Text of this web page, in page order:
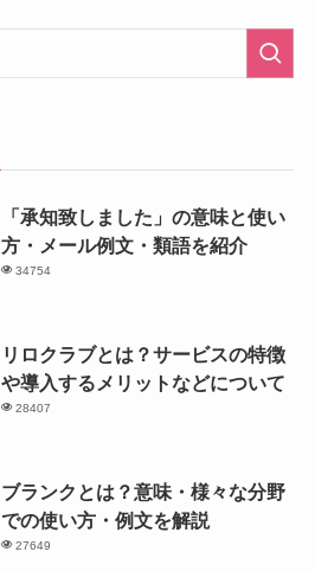
「承知致しました」の意味と使い
方・メール例文・類語を紹介
34754
リロクラブとは？サービスの特徴
や導入するメリットなどについて
28407
ブランクとは？意味・様々な分野
での使い方・例文を解説
27649